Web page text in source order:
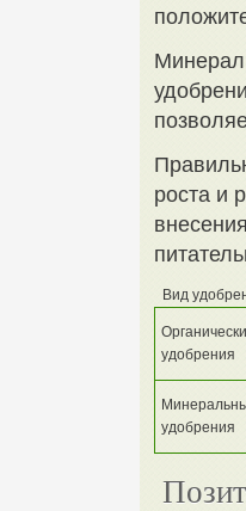
роста и
Вид
удобрения
удобрения